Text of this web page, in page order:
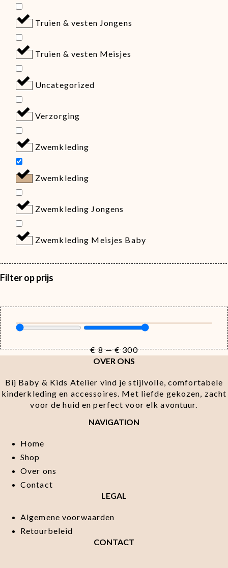
Truien & vesten Jongens
Truien & vesten Meisjes
Uncategorized
Verzorging
Zwemkleding
Zwemkleding
Zwemkleding Jongens
Zwemkleding Meisjes Baby
Filter op prijs
€ 8—€ 300
OVER ONS
Bij Baby & Kids Atelier vind je stijlvolle, comfortabele
kinderkleding en accessoires. Met liefde gekozen, zacht
voor de huid en perfect voor elk avontuur.
NAVIGATION
Home
Shop
Over ons
Contact
LEGAL
Algemene voorwaarden
Retourbeleid
CONTACT